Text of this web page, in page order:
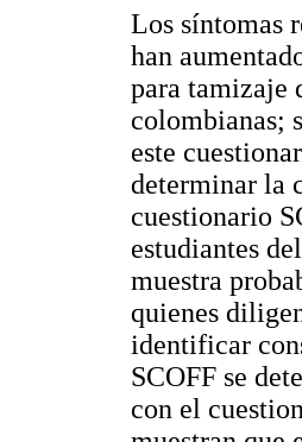
Los síntomas
han
para tamizaje
colombianas;
este
determinar la
cuestionario
estudiantes
muestra
quienes
identificar
SCOFF se
con el